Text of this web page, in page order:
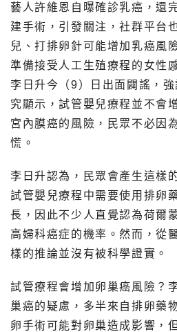
藝人許維恩自曝確診乳癌，還
建手術，引發關注，社群平台
兒、打排卵針可能增加乳癌風
準備接受人工生殖療程的女性
李日升今（9）日出面闢謠，
究顯示，試管嬰兒療程並不會
宮內膜癌的風險，民眾不必因
慌。
李日升認為，民眾會產生這樣
試管嬰兒療程中需要使用排卵
長，因此不少人直覺認為荷爾
高婦科癌症的機率。然而，從
樣的推論並沒有被科學證實。
試管療程會增加卵巢癌風險？
巢癌的疑慮，多半來自排卵藥
卵手術可能對卵巢造成影響，